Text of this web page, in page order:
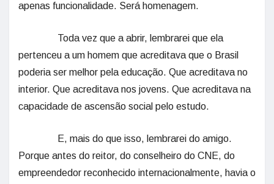
apenas funcionalidade. Será homenagem.
Toda vez que a abrir, lembrarei que ela
pertenceu a um homem que acreditava que o Brasil
poderia ser melhor pela educação. Que acreditava no
interior. Que acreditava nos jovens. Que acreditava na
capacidade de ascensão social pelo estudo.
E, mais do que isso, lembrarei do amigo.
Porque antes do reitor, do conselheiro do CNE, do
empreendedor reconhecido internacionalmente, havia o